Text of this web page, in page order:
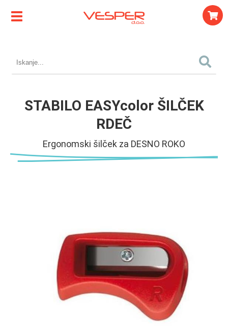
STABILO EASYcolor ŠILČEK
RDEČ
Ergonomski šilček za DESNO ROKO